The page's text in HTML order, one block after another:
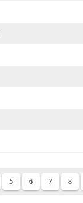
5 6 7 8